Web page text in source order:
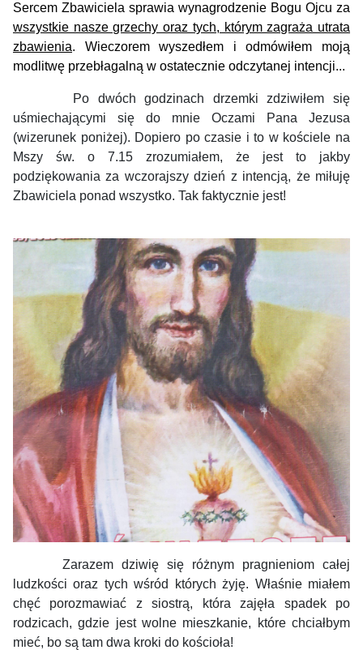
Sercem Zbawiciela sprawia wynagrodzenie Bogu Ojcu za
wszystkie nasze grzechy oraz tych, którym zagraża utrata
zbawienia.
Wieczorem wyszedłem i odmówiłem moją
modlitwę przebłagalną w ostatecznie odczytanej intencji...
Po dwóch godzinach drzemki zdziwiłem się
uśmiechającymi się do mnie Oczami Pana Jezusa
(wizerunek poniżej). Dopiero po czasie i to w kościele na
Mszy św. o 7.15 zrozumiałem, że jest to jakby
podziękowania za wczorajszy dzień z intencją, że miłuję
Zbawiciela ponad wszystko. Tak faktycznie jest!
Zarazem dziwię się różnym pragnieniom całej
ludzkości oraz tych wśród których żyję. Właśnie miałem
chęć porozmawiać z siostrą, która zajęła spadek po
rodzicach, gdzie jest wolne mieszkanie, które chciałbym
mieć, bo są tam dwa kroki do kościoła!